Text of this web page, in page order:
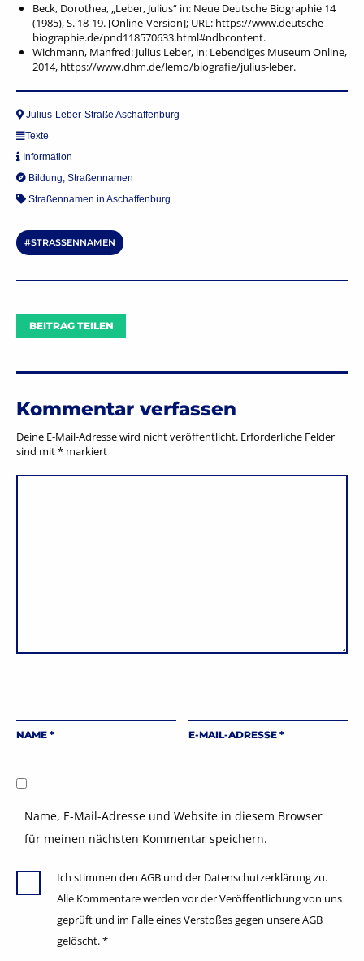
Beck, Dorothea, „Leber, Julius“ in: Neue Deutsche Biographie 14
(1985), S. 18-19. [Online-Version]; URL: https://www.deutsche-
biographie.de/pnd118570633.html#ndbcontent.
Wichmann, Manfred: Julius Leber, in: Lebendiges Museum Online,
2014, https://www.dhm.de/lemo/biografie/julius-leber.
Julius-Leber-Straße Aschaffenburg
Texte
Information
Bildung, Straßennamen
Straßennamen in Aschaffenburg
STRASSENNAMEN
BEITRAG TEILEN
Kommentar verfassen
Deine E-Mail-Adresse wird nicht veröffentlicht. Erforderliche Felder
sind mit* markiert
NAME * E-MAIL-ADRESSE *
Name, E-Mail-Adresse und Website in diesem Browser
für meinen nächsten Kommentar speichern.
Ich stimmen den AGB und der Datenschutzerklärung zu.
Alle Kommentare werden vor der Veröffentlichung von uns
geprüft und im Falle eines Verstoßes gegen unsere AGB
gelöscht.*